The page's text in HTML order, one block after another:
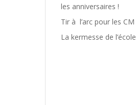
les anniversaires !
Tir à l’arc pour les CM
La kermesse de l’école